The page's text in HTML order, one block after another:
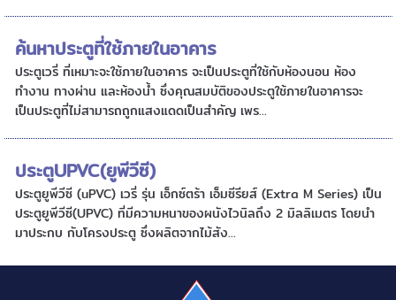
ค้นหาประตูที่ใช้ภายในอาคาร
ประตูเวรี่ ที่เหมาะจะใช้ภายในอาคาร จะเป็นประตูที่ใช้กับห้องนอน ห้อง
ทำงาน ทางผ่าน และห้องน้ำ ซึ่งคุณสมบัติของประตูใช้ภายในอาคารจะ
เป็นประตูที่ไม่สามารถถูกแสงแดดเป็นสำคัญ เพร...
ประตูUPVC(ยูพีวีซี)
ประตูยูพีวีซี (uPVC) เวรี่ รุ่น เอ็กซ์ตร้า เอ็มซีรียส์ (Extra M Series) เป็น
ประตูยูพีวีซี(UPVC) ที่มีความหนาของผนังไวนิลถึง 2 มิลลิเมตร โดยนำ
มาประกบ กับโครงประตู ซึ่งผลิตจากไม้สัง...